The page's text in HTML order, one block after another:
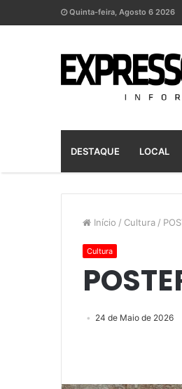
Quinta-feira, Agosto 6 2026
DESTAQUE LOCAL
Início / Cultura /
Cultura
24 de Maio de 2026